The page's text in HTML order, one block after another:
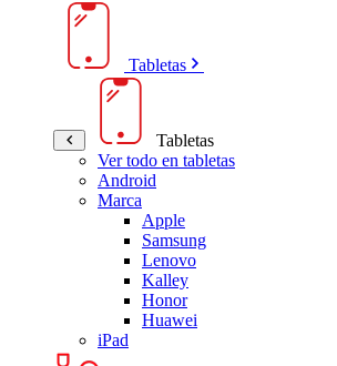
Tabletas
Tabletas
Ver todo en tabletas
Android
Marca
Apple
Samsung
Lenovo
Kalley
Honor
Huawei
iPad